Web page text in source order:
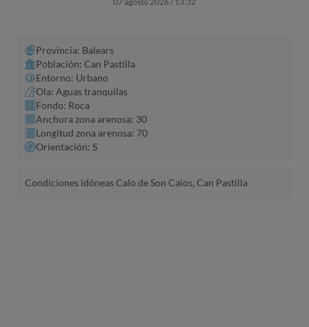
Provincia: Balears
Población: Can Pastilla
Entorno: Urbano
Ola: Aguas tranquilas
Fondo: Roca
Anchura zona arenosa: 30
Longitud zona arenosa: 70
Orientación: S
Condiciones idóneas Calo de Son Caios, Can Pastilla